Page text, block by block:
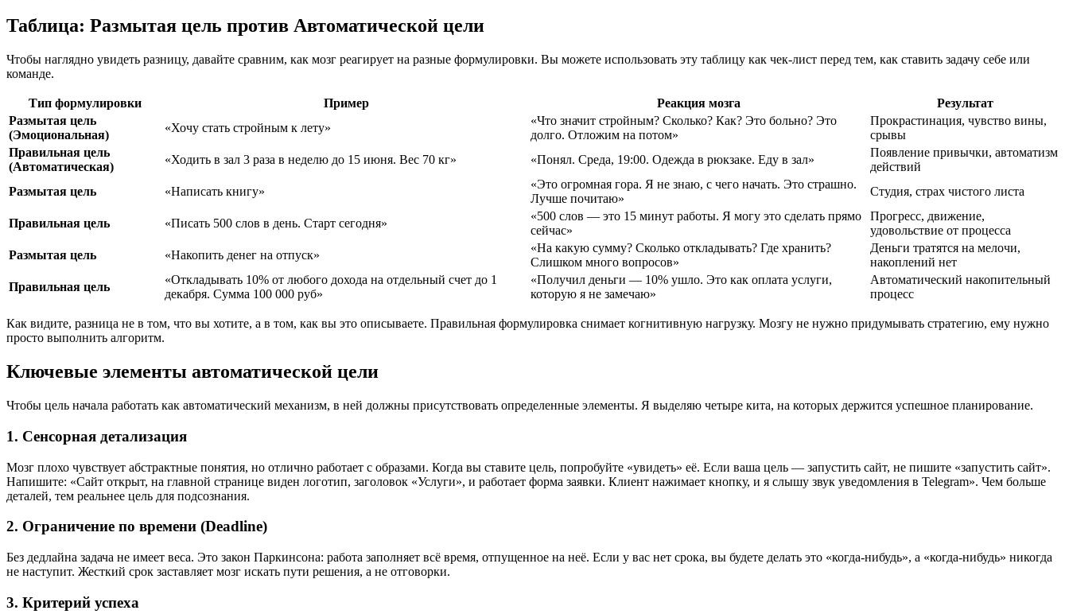
Таблица: Размытая цель против Автоматической цели
Чтобы наглядно увидеть разницу, давайте сравним, как мозг реагирует на разные формулировки. Вы можете использовать эту таблицу как чек-лист перед тем, как ставить задачу себе или
команде.
Тип формулировки Пример Реакция мозга
Результат
Размытая цель
(Эмоциональная)
«Хочу стать стройным к лету»
«Что значит стройным? Сколько? Как? Это больно? Это
долго. Отложим на потом»
Прокрастинация, чувство вины,
срывы
Правильная цель
(Автоматическая)
«Ходить в зал 3 раза в неделю до 15 июня. Вес 70 кг» «Понял. Среда, 19:00. Одежда в рюкзаке. Еду в зал»
Появление привычки, автоматизм
действий
Размытая цель
«Написать книгу»
«Это огромная гора. Я не знаю, с чего начать. Это страшно.
Лучше почитаю»
Студия, страх чистого листа
Правильная цель «Писать 500 слов в день. Старт сегодня»
«500 слов — это 15 минут работы. Я могу это сделать прямо
сейчас»
Прогресс, движение,
удовольствие от процесса
Размытая цель
«Накопить денег на отпуск»
«На какую сумму? Сколько откладывать? Где хранить?
Слишком много вопросов»
Деньги тратятся на мелочи,
накоплений нет
Правильная цель
«Откладывать 10% от любого дохода на отдельный счет до 1
декабря. Сумма 100 000 руб»
«Получил деньги — 10% ушло. Это как оплата услуги,
которую я не замечаю»
Автоматический накопительный
процесс
Как видите, разница не в том, что вы хотите, а в том, как вы это описываете. Правильная формулировка снимает когнитивную нагрузку. Мозгу не нужно придумывать стратегию, ему нужно
просто выполнить алгоритм.
Ключевые элементы автоматической цели
Чтобы цель начала работать как автоматический механизм, в ней должны присутствовать определенные элементы. Я выделяю четыре кита, на которых держится успешное планирование.
1. Сенсорная детализация
Мозг плохо чувствует абстрактные понятия, но отлично работает с образами. Когда вы ставите цель, попробуйте «увидеть» её. Если ваша цель — запустить сайт, не пишите «запустить сайт».
Напишите: «Сайт открыт, на главной странице виден логотип, заголовок «Услуги», и работает форма заявки. Клиент нажимает кнопку, и я слышу звук уведомления в Telegram». Чем больше
деталей, тем реальнее цель для подсознания.
2. Ограничение по времени (Deadline)
Без дедлайна задача не имеет веса. Это закон Паркинсона: работа заполняет всё время, отпущенное на неё. Если у вас нет срока, вы будете делать это «когда-нибудь», а «когда-нибудь» никогда
не наступит. Жесткий срок заставляет мозг искать пути решения, а не отговорки.
3. Критерий успеха